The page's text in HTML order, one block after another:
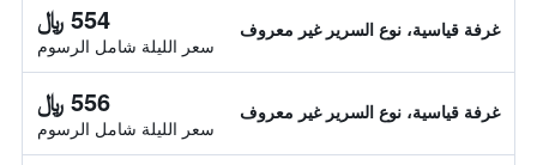
غرفة قياسية، نوع السرير غير معروف 554 ﷼
سعر الليلة شامل الرسوم
غرفة قياسية، نوع السرير غير معروف 556 ﷼
سعر الليلة شامل الرسوم